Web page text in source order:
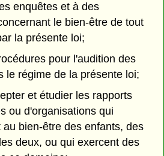
enquêtes et à des
le bien-être de tout
la présente loi;
pour l'audition des
le régime de la présente loi;
et étudier les rapports
ou d'organisations qui
au bien-être des enfants, des
deux, ou qui exercent des